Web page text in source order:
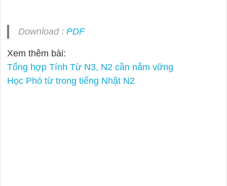
Download :PDF
Xem thêm bài:
Tổng hợp Tính Từ N3, N2 cần nắm vững
Học Phó từ trong tiếng Nhật N2